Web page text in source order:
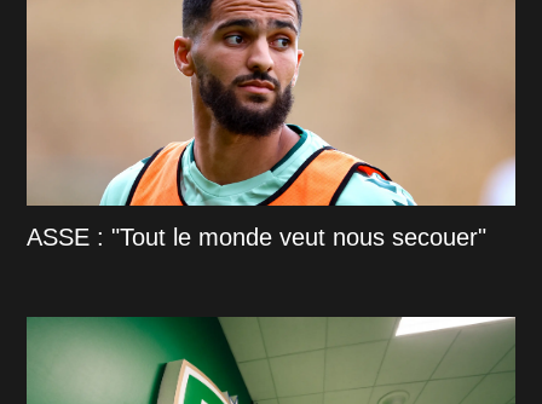
ASSE : "Tout le monde veut nous secouer"